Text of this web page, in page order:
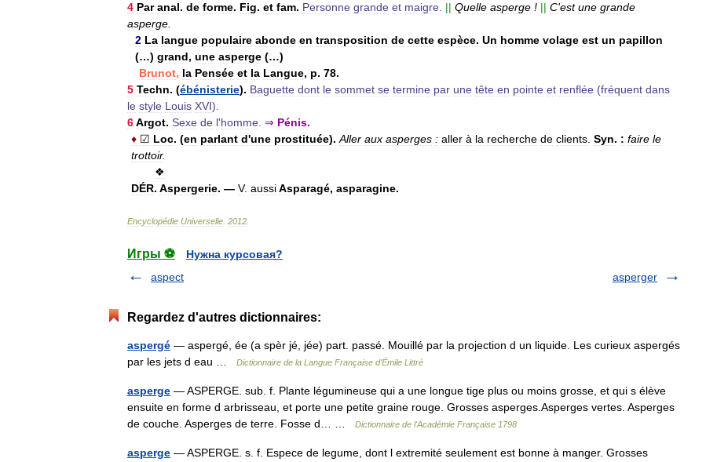
4 Par anal. de forme. Fig. et fam. Personne grande et maigre. || Quelle asperge ! || C'est une grande
asperge.
2 La langue populaire abonde en transposition de cette espèce. Un homme volage est un papillon
(…) grand, une asperge (…)
Brunot, la Pensée et la Langue, p. 78.
5 Techn. (ébénisterie). Baguette dont le sommet se termine par une tête en pointe et renflée (fréquent dans
le style Louis XVI).
6Argot. Sexe de l'homme. ⇒ Pénis.
♦ ☑ Loc. (en parlant d'une prostituée). Aller aux asperges : aller à la recherche de clients. Syn. : faire le
trottoir.
❖
DÉR. Aspergerie. — V. aussiAsparagé, asparagine.
Encyclopédie Universelle 2012
Игры ⚽
Нужна курсовая?
aspect
asperger
Regardez d'autres dictionnaires:
aspergé — aspergé, ée (a spèr jé, jée) part. passé. Mouillé par la projection d un liquide. Les curieux aspergés
par les jets d eau …
Dictionnaire de la Langue Française d'Émile Littré
asperge — ASPERGE. sub. f. Plante légumineuse qui a une longue tige plus ou moins grosse, et qui s élève
ensuite en forme d arbrisseau, et porte une petite graine rouge. Grosses asperges.Asperges vertes. Asperges
de couche. Asperges de terre. Fosse d… …
Dictionnaire de l'Académie Française 1798
asperge — ASPERGE. s. f. Espece de legume, dont l extremité seulement est bonne à manger. Grosses